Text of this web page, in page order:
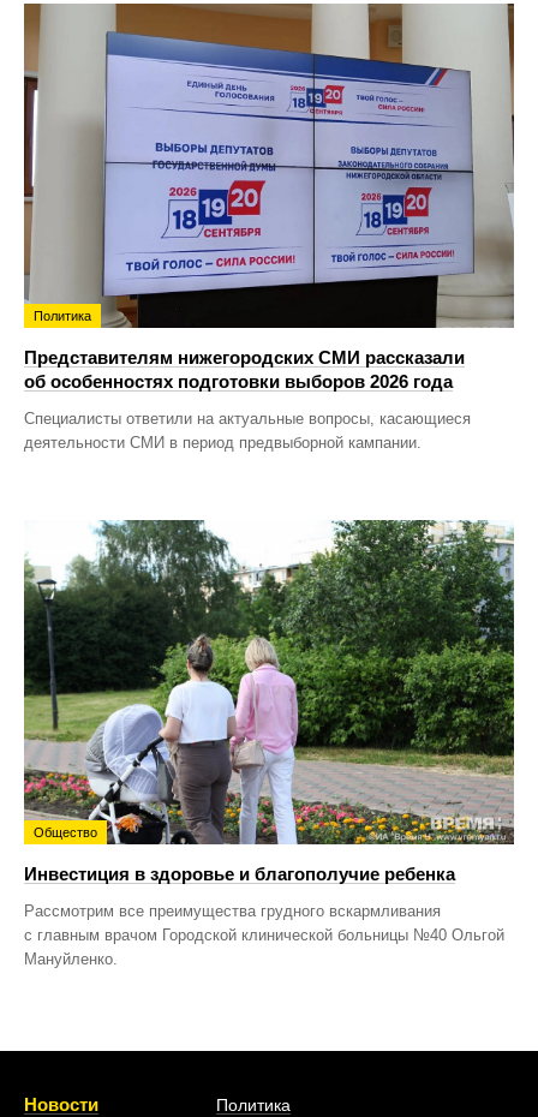
Политика
Представителям нижегородских СМИ рассказали
об особенностях подготовки выборов 2026 года
Специалисты ответили на актуальные вопросы, касающиеся
деятельности СМИ в период предвыборной кампании.
Общество
Инвестиция в здоровье и благополучие ребенка
Рассмотрим все преимущества грудного вскармливания
с главным врачом Городской клинической больницы №40 Ольгой
Мануйленко.
Новости
Политика